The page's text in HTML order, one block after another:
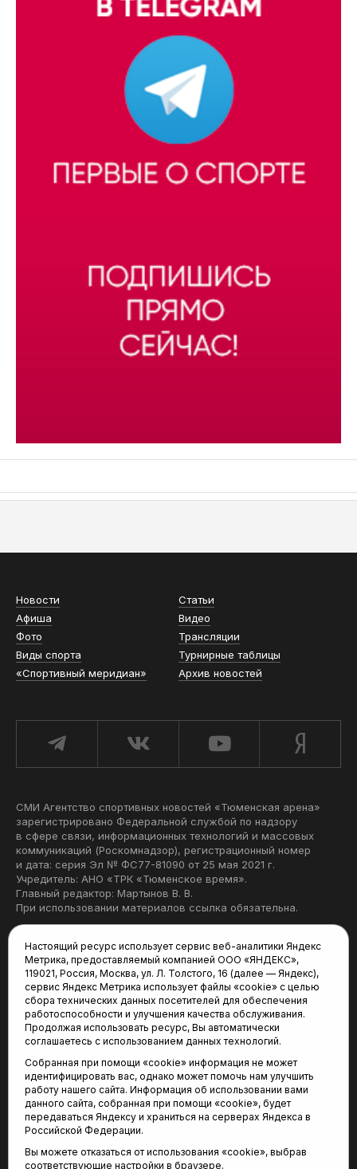
Новости
Статьи
Афиша
Видео
Фото
Трансляции
Виды спорта
Турнирные таблицы
«Спортивный меридиан»
Архив новостей
СМИ Агентство спортивных новостей «Тюменская арена»
зарегистрировано Федеральной службой по надзору
в сфере связи, информационных технологий и массовых
коммуникаций (Роскомнадзор), регистрационный номер
и дата: серия Эл № ФС77-81090 от 25 мая 2021 г.
Учредитель: АНО «ТРК «Тюменское время».
Главный редактор: Мартынов В. В.
При использовании материалов ссылка обязательна.
Редакция:
625035, Тюмень, пр. Геологоразведчиков, 28А
(3452) 68-22-28
tum-arena@mail.ru
Отдел продаж:
(3452) 68-89-78
kotovaev@sibinformburo.ru
Настоящий ресурс использует сервис веб-аналитики Яндекс
Метрика, предоставляемый компанией ООО «ЯНДЕКС»,
119021, Россия, Москва, ул. Л. Толстого, 16 (далее — Яндекс),
сервис Яндекс Метрика использует файлы «cookie» с целью
сбора технических данных посетителей для обеспечения
работоспособности и улучшения качества обслуживания.
Продолжая использовать ресурс, Вы автоматически
соглашаетесь с использованием данных технологий.
Собранная при помощи «cookie» информация не может
идентифицировать вас, однако может помочь нам улучшить
работу нашего сайта. Информация об использовании вами
данного сайта, собранная при помощи «cookie», будет
передаваться Яндексу и храниться на серверах Яндекса в
Российской Федерации.
Вы можете отказаться от использования «cookie», выбрав
соответствующие настройки в браузере.